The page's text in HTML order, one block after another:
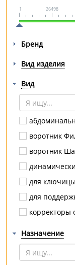
1 26498
Бренд
Вид изделия
Вид
воротник
воротник
для
для
корректоры
на брюшную
на грудную
Назначение